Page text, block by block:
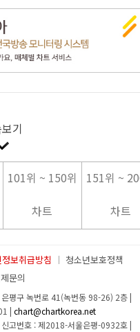
기
101위 ~ 150위
차트
151위 ~
차트
보취급방침
청소년보호정책
문의
평구 녹번로 41(녹번동 98-26) 2층
chart@chartkorea.net
신고번호 : 제2018-서울은평-0932호